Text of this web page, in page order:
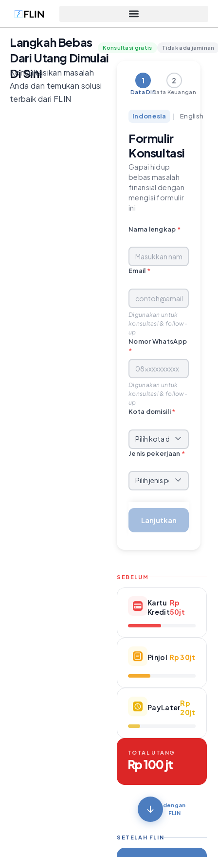
Langkah Bebas
Dari Utang Dimulai
Di Sini
Konsultasikan masalah
Anda dan temukan solusi
terbaik dari FLIN
Konsultasi gratis Tidak ada jaminan
1
Data Diri
2
Data Keuangan
Formulir
Konsultasi
Gapai hidup
bebas masalah
finansial dengan
mengisi formulir
ini
Indonesia | English
Nama lengkap *
Email *
Digunakan untuk
konsultasi & follow-
up
Nomor WhatsApp
*
Digunakan untuk
konsultasi & follow-
up
Kota domisili*
Jenis pekerjaan *
Lanjutkan
SEBELUM
Kartu
Kredit
Rp
50jt
Pinjol Rp 30jt
PayLater
Rp
20jt
TOTAL UTANG
Rp 100 jt
dengan
FLIN
SETELAH FLIN